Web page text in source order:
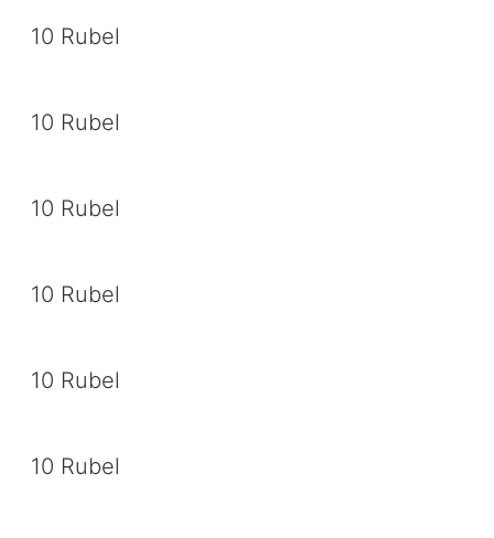
10 Rubel
10 Rubel
10 Rubel
10 Rubel
10 Rubel
10 Rubel